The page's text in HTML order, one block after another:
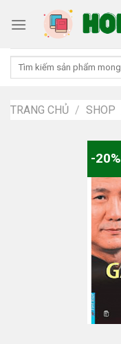
Tìm
TRANG CHỦ / SHOP
-20%